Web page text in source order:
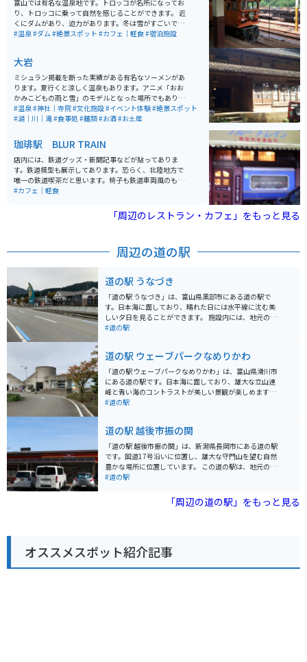
富山では有名な温泉地です。トロッコが名所になってお
り、トロッコに乗って自然を感じることができます。 近
くにダムがあり、迫力があります。冬は雪がすごいです
が、絶景です。
#温泉#ダム#絶景スポット #カフェ｜軽食#宿泊施設
大岩
ミシュラン掲載を断った実績がある有名なソーメンがあ
ります。夏行くと涼しく温泉もあります。アニメ「おお
かみこどもの雨と雪」のモデルとなった場所でもありま
す。 滝に打たれる体験もできます。山菜料理やかき氷も
おいしく、お土産にあんころ餅がオススメです。近くに
#温泉#神社｜寺院#文化施設#イベント体験#絶景スポット
#湖｜川｜滝#食事処 #麺類#お酒#お土産
珈琲駅 BLUR TRAIN
店内には、鉄道グッズ・新聞記事などが貼ってありま
す。鉄道模型も展示してあります。恐らく、北陸地方で
唯一の鉄道喫茶だと思います。椅子も鉄道車両風のもの
でした。テレビ取材も多数来ているそうです。
#カフェ｜軽食
「周辺のレストラン・カフェ」をもっと見る
周辺の道の駅
道の駅 うなづき
「道の駅 うなづき」は、富山県黒部市にある道の駅で
す。日本海に面しており、晴れた日には水平線に沈む美
しい夕日を見ることができます。 施設内には、地元の新
鮮な魚介類を販売する「魚々の駅」、地元産の野菜や特
ができ、特に、紅ズワイガニを使った「紅ズワイガニ
丼」がおすすめです。 バイクで訪れる場合、道の駅には
広い駐車場が完備されているので安心です。また、日本
海沿岸を走る国道8号線は、景色が良くツーリングにも
最適です。 周辺には、魚介類を扱う飲食店が多く、新鮮
サーフィンなどのマリンスポーツを楽しむことができま
#道の駅
道の駅 ウェーブパークなめりかわ
「道の駅 ウェーブパークなめりかわ」は、富山県滑川市
にある道の駅です。日本海に面しており、雄大な立山連
峰と青い海のコントラストが美しい景観が楽しめます。
新鮮な魚介類を販売する「海鮮市場」や、地元食材を使
では、滑川市の特産品であるホタルイカの発光ショーや
生態について学ぶことができます。 バイクで訪れる場
合、道の駅には広い駐車場が完備されているので安心で
す。富山湾沿岸を走る「シーサイドライン」は、景色が
良くツーリングにおすすめのルートです。道の駅で休憩
できる「魚津港」や、温泉施設もあります。道の駅を拠
#道の駅
道の駅 越後市振の関
「道の駅 越後市振の関」は、新潟県長岡市にある道の駅
です。国道17号沿いに位置し、雄大な守門山を望む自然
豊かな場所に位置しています。 この道の駅は、地元の農
産物直売所が人気です。新鮮な野菜や果物はもちろんの
ららの森」では、地元の食材をふんだんに使ったバイキ
は、キャンプ場や温泉施設などもあり、自然を満喫した
い方にもおすすめです。
#道の駅
「周辺の道の駅」をもっと見る
オススメスポット紹介記事